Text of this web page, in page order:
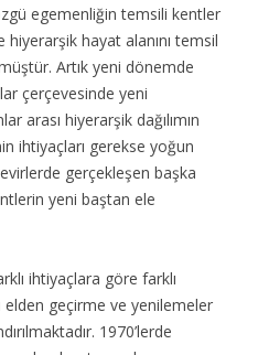
egemenliğin temsili kentler
hayat alanını temsil
Artık yeni dönemde
çerçevesinde yeni
arası hiyerarşik dağılımın
ihtiyaçları gerekse yoğun
gerçekleşen başka
yeni baştan ele
ihtiyaçlara göre farklı
geçirme ve yenilemeler
1970’lerde